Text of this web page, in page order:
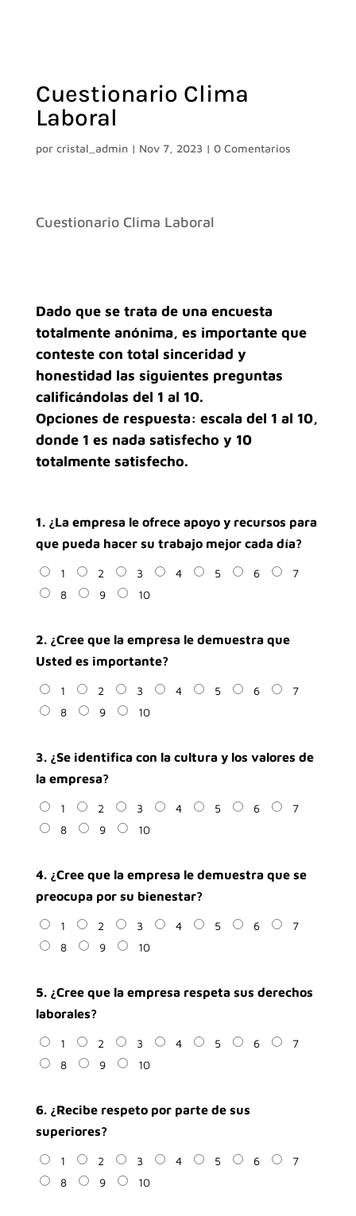
Cuestionario Clima
Laboral
por cristal_admin| Nov 7, 2023 | 0 Comentarios
Cuestionario Clima Laboral
Dado que se trata de una encuesta
totalmente anónima, es importante que
conteste con total sinceridad y
honestidad las siguientes preguntas
calificándolas del 1 al 10.
Opciones de respuesta: escala del 1 al 10,
donde 1 es nada satisfecho y 10
totalmente satisfecho.
1. ¿La empresa le ofrece apoyo y recursos para
que pueda hacer su trabajo mejor cada día?
1 2 3 4 5 6
7
8
9 10
2. ¿Cree que la empresa le demuestra que
Usted es importante?
1 2 3 4 5 6
7
8
9 10
3. ¿Se identifica con la cultura y los valores de
la empresa?
1 2 3 4 5 6
7
8
9 10
4. ¿Cree que la empresa le demuestra que se
preocupa por su bienestar?
1 2 3 4 5 6
7
8
9 10
5. ¿Cree que la empresa respeta sus derechos
laborales?
1 2 3 4 5 6
7
8
9 10
6. ¿Recibe respeto por parte de sus
superiores?
1 2 3 4 5 6
7
8
9 10